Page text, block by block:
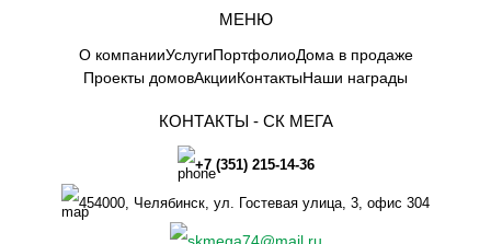
МЕНЮ
О компанииУслугиПортфолиоДома в продаже
Проекты домовАкцииКонтактыНаши награды
КОНТАКТЫ - СК МЕГА
+7 (351) 215-14-36
454000, Челябинск, ул. Гостевая улица, 3, офис 304